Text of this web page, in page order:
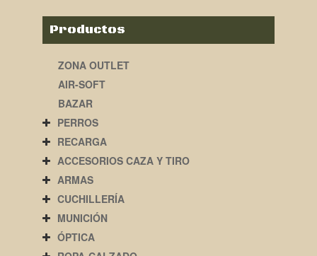
Productos
ZONA OUTLET
AIR-SOFT
BAZAR
PERROS
RECARGA
ACCESORIOS CAZA Y TIRO
ARMAS
CUCHILLERÍA
MUNICIÓN
ÓPTICA